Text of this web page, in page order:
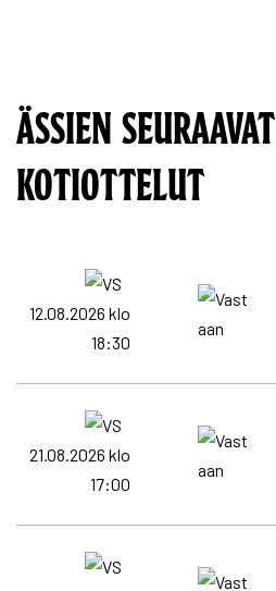
ÄSSIEN SEURAAVAT
KOTIOTTELUT
12.08.2026 klo
18:30
21.08.2026 klo
17:00